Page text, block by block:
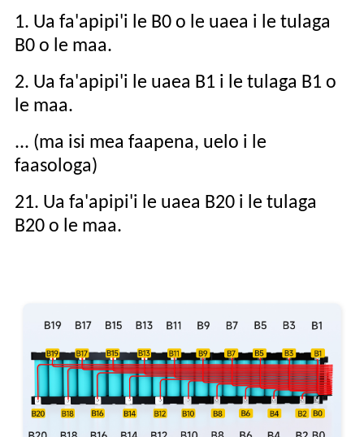
1. Ua fa'apipi'i le B0 o le uaea i le tulaga
B0 o le maa.
2. Ua fa'apipi'i le uaea B1 i le tulaga B1 o
le maa.
... (ma isi mea faapena, uelo i le
faasologa)
21. Ua fa'apipi'i le uaea B20 i le tulaga
B20 o le maa.